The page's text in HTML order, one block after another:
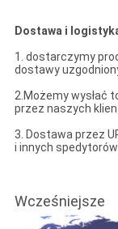
Dostawa i
1. dostarczymy
dostawy
2.Możemy wysłać
przez naszych
3. Dostawa przez
i innych
Wcześniejsze